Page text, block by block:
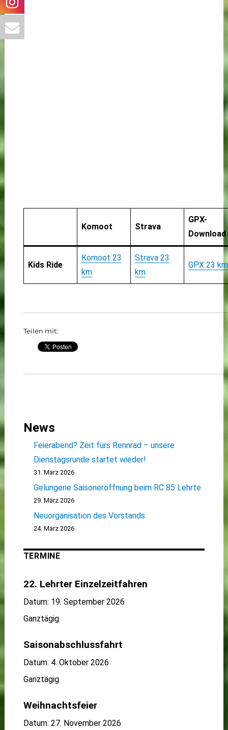
Komoot Strava
GPX-
Download
Kids Ride
Komoot 23
km
Strava 23
km
GPX 23 km
Teilen mit:
News
Feierabend? Zeit fürs Rennrad – unsere
Dienstagsrunde startet wieder!
31. März 2026
Gelungene Saisoneröffnung beim RC 85 Lehrte
29. März 2026
Neuorganisation des Vorstands
24. März 2026
TERMINE
22. Lehrter Einzelzeitfahren
Datum: 19. September 2026
Ganztägig
Saisonabschlussfahrt
Datum: 4. Oktober 2026
Ganztägig
Weihnachtsfeier
Datum: 27. November 2026